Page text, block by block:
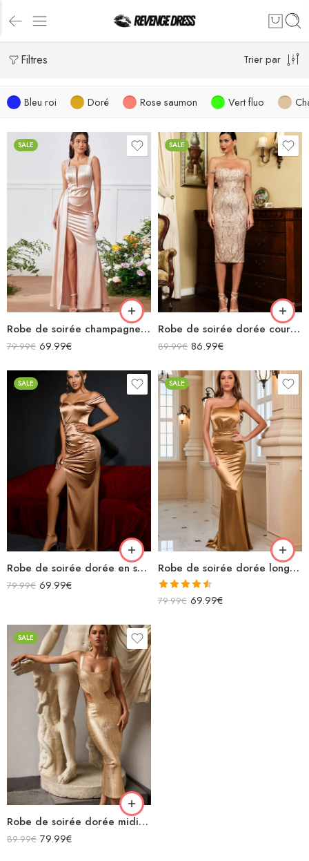
Filtres Trier par
Bleu roi Doré Rose saumon Vert fluo
SALE
Robe de soirée champagne en satin longue fendue à bretelles
79.99€ 69.99€
SALE
Robe de soirée dorée courte à motifs épaules dénudées décolleté
89.99€ 86.99€
SALE
Robe de soirée dorée en satin longue fendue épaules dénudées
79.99€ 69.99€
SALE
Robe de soirée dorée longue sirène asymétrique dos nu avec découpes en satin
Note4.50
79.99€ 69.99€
SALE
Robe de soirée dorée midi avec découpes sexy sans manches décolleté carré
89.99€ 79.99€